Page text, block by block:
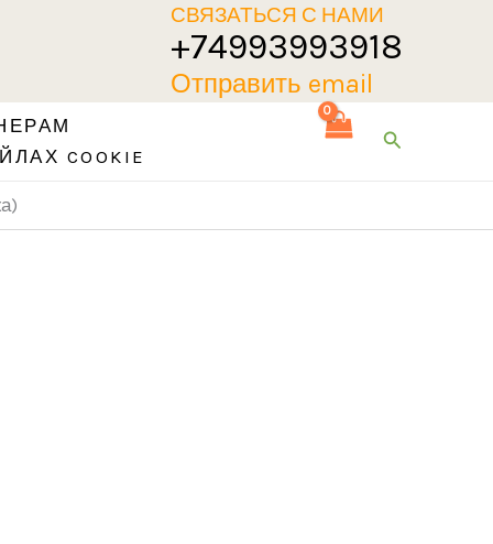
СВЯЗАТЬСЯ С НАМИ
+74993993918
Отправить email
COOKIE
Поиск